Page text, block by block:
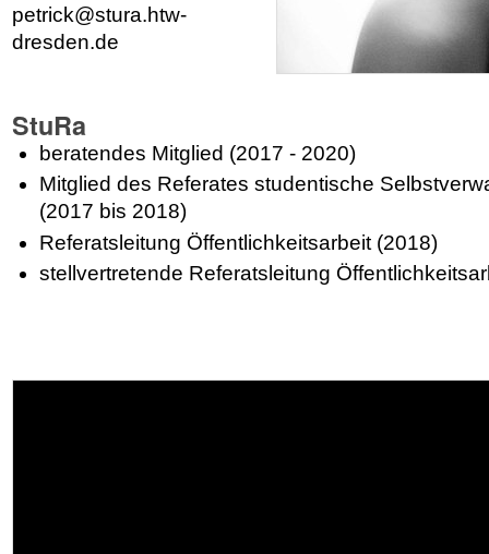
petrick@stura.htw-
dresden.de
StuRa
beratendes Mitglied (2017 - 2020)
Mitglied des Referates studentische
(2017 bis 2018)
Referatsleitung Öffentlichkeitsarbeit (2018)
stellvertretende Referatsleitung